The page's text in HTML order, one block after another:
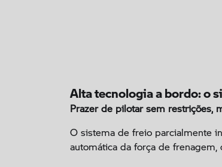
Alta tecnologia a bordo: o
Prazer de pilotar sem restrições,
O sistema de freio parcialmente
automática da força de frenagem,